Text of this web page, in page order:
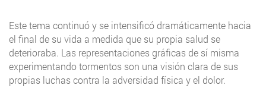
Este tema continuó y se intensificó dramáticamente hacia
el final de su vida a medida que su propia salud se
deterioraba. Las representaciones gráficas de sí misma
experimentando tormentos son una visión clara de sus
propias luchas contra la adversidad física y el dolor.